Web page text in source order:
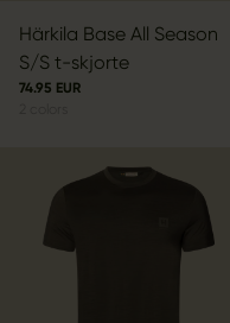
Härkila Base All Season
S/S t-skjorte
74.95 EUR